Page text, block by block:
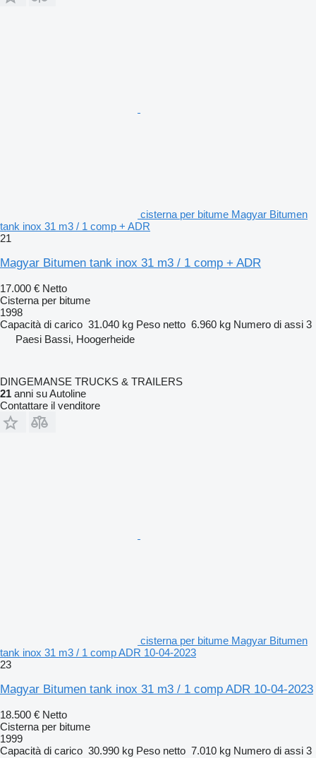
cisterna per bitume Magyar Bitumen
tank inox 31 m3 / 1 comp + ADR
21
Magyar Bitumen tank inox 31 m3 / 1 comp + ADR
17.000 € Netto
Cisterna per bitume
1998
Capacità di carico 31.040 kg Peso netto 6.960 kg Numero di assi 3
Paesi Bassi, Hoogerheide
DINGEMANSE TRUCKS & TRAILERS
21 anni su Autoline
Contattare il venditore
cisterna per bitume Magyar Bitumen
tank inox 31 m3 / 1 comp ADR 10-04-2023
23
Magyar Bitumen tank inox 31 m3 / 1 comp ADR 10-04-2023
18.500 € Netto
Cisterna per bitume
1999
Capacità di carico 30.990 kg Peso netto 7.010 kg Numero di assi 3